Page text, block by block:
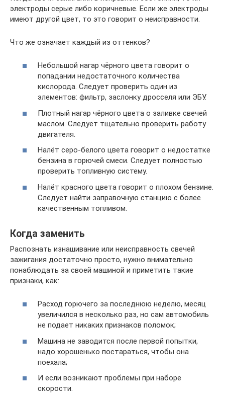
электроды серые либо коричневые. Если же электроды
имеют другой цвет, то это говорит о неисправности.
Что же означает каждый из оттенков?
Небольшой нагар чёрного цвета говорит о
попадании недостаточного количества
кислорода. Следует проверить один из
элементов: фильтр, заслонку дросселя или ЭБУ.
Плотный нагар чёрного цвета о заливке свечей
маслом. Следует тщательно проверить работу
двигателя.
Налёт серо-белого цвета говорит о недостатке
бензина в горючей смеси. Следует полностью
проверить топливную систему.
Налёт красного цвета говорит о плохом бензине.
Следует найти заправочную станцию с более
качественным топливом.
Когда заменить
Распознать изнашивание или неисправность свечей
зажигания достаточно просто, нужно внимательно
понаблюдать за своей машиной и приметить такие
признаки, как:
Расход горючего за последнюю неделю, месяц
увеличился в несколько раз, но сам автомобиль
не подает никаких признаков поломок;
Машина не заводится после первой попытки,
надо хорошенько постараться, чтобы она
поехала;
И если возникают проблемы при наборе
скорости.